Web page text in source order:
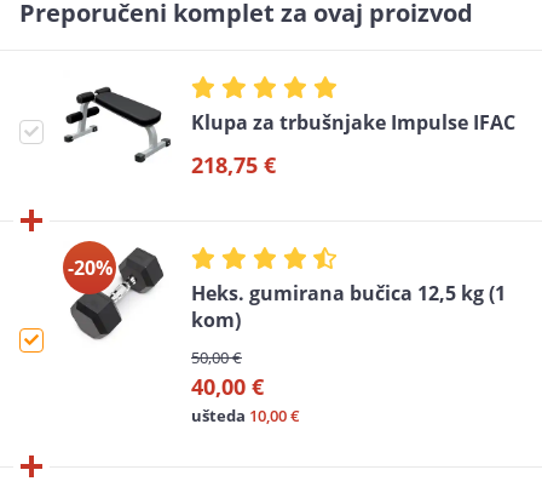
Preporučeni komplet za ovaj proizvod
Klupa za trbušnjake Impulse IFAC
218,75 €
-20%
Heks. gumirana bučica 12,5 kg (1
kom)
50,00 €
40,00 €
ušteda 10,00 €